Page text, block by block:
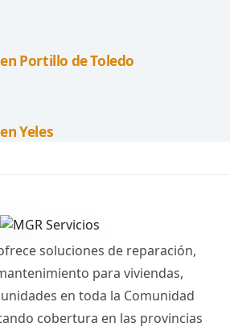
Portillo de Toledo
Yeles
soluciones de reparación,
para viviendas,
en toda la Comunidad
cobertura en las provincias